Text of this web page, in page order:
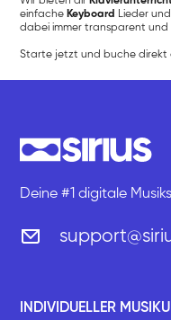
einfache Keyboard Lieder
dabei immer transparent und
Starte jetzt und buche direkt
Deine #1 digitale
INDIVIDUELLER